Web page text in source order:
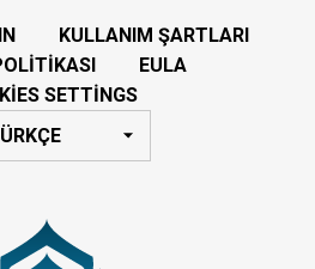
KULLANIM ŞARTLARI
EULA
SETTINGS